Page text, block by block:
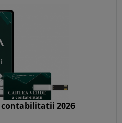
contabilitatii 2026